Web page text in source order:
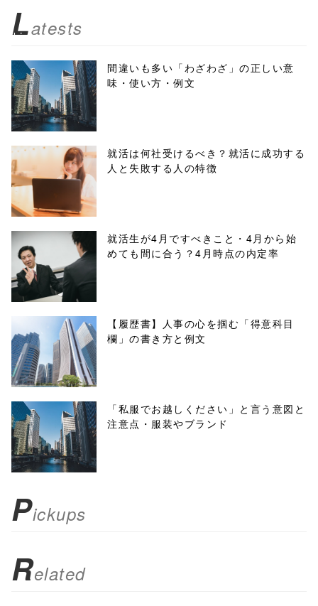
biz.jp/public_ht
ml/wp-
content/themes
/tapbiz_theme/
parts/sns-
buttons.php on
line10
/1041479"
onclick="windo
w.open(this.hre
f, 'Gwindow',
'width=550,
height=450,
menubar=no,
toolbar=no,
scrollbars=yes'
false;"> シェア
Latests
間違いも多い「わざわざ」の正しい意
味・使い方・例文
就活は何社受けるべき？就活に成功する
人と失敗する人の特徴
就活生が4月ですべきこと・4月から始
めても間に合う？4月時点の内定率
【履歴書】人事の心を掴む「得意科目
欄」の書き方と例文
「私服でお越しください」と言う意図と
注意点・服装やブランド
Pickups
Related